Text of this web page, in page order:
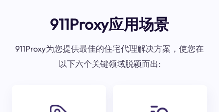
911Proxy应用场景
911Proxy为您提供最佳的住宅代理解决方案，使您在
以下六个关键领域脱颖而出: